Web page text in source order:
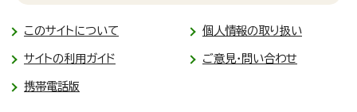
このサイトについて 個人情報の取り扱い
サイトの利用ガイド ご意見・問い合わせ
携帯電話版